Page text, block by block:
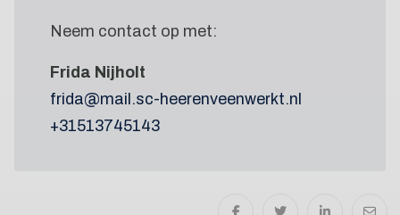
Neem contact op met:
Frida Nijholt
frida@mail.sc-heerenveenwerkt.nl
+31513745143